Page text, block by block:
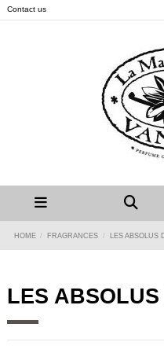
Contact us
HOME FRAGRANCES LES ABSOLUS
LES
Cookies management panel